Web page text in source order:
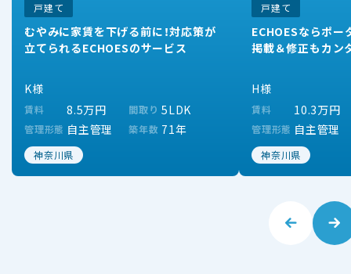
戸建て
むやみに家賃を下げる前に！対応策が
立てられるECHOESのサービス
K様
賃料 8.5万円 間取り 5LDK
管理形態 自主管理 築年数 71年
神奈川県
戸建て
ECHOESならポー
掲載＆修正もカン
H様
賃料 10.3万円
管理形態 自主管理
神奈川県